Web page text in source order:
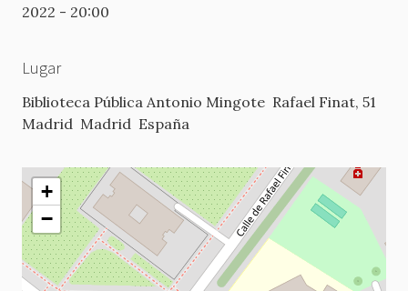
2022 - 20:00
Lugar
Biblioteca Pública Antonio Mingote Rafael Finat, 51
Madrid Madrid España
+
−